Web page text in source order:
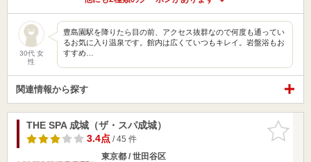
30代 女
性
豊島園駅を降りたら目の前、アクセス抜群なので何度も通ってい
るお気に入り温泉です。館内は広くていつもキレイ。岩盤浴もお
すすめ…
関連情報から探す
お気に入
りに追加
THE SPA 成城（ザ・スパ成城）
3.4点/ 45 件
東京都 / 世田谷区